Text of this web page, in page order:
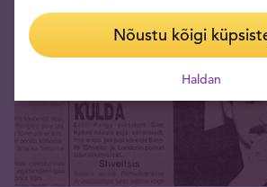
Nõustu kõigi
Haldan